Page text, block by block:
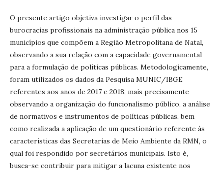
O presente artigo objetiva investigar o perfil das
burocracias profissionais na administração pública nos 15
municípios que compõem a Região Metropolitana de Natal,
observando a sua relação com a capacidade governamental
para a formulação de políticas públicas. Metodologicamente,
foram utilizados os dados da Pesquisa MUNIC/IBGE
referentes aos anos de 2017 e 2018, mais precisamente
observando a organização do funcionalismo público, a análise
de normativos e instrumentos de políticas públicas, bem
como realizada a aplicação de um questionário referente às
características das Secretarias de Meio Ambiente da RMN, o
qual foi respondido por secretários municipais. Isto é,
busca-se contribuir para mitigar a lacuna existente nos